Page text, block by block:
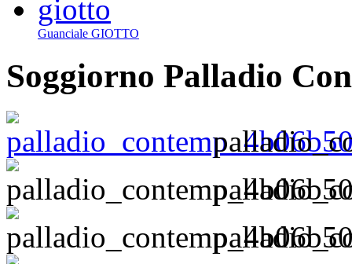
Guanciale GIOTTO
Soggiorno Palladio